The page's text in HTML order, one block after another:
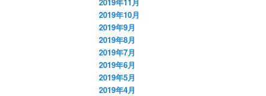
2019年11月
2019年10月
2019年9月
2019年8月
2019年7月
2019年6月
2019年5月
2019年4月